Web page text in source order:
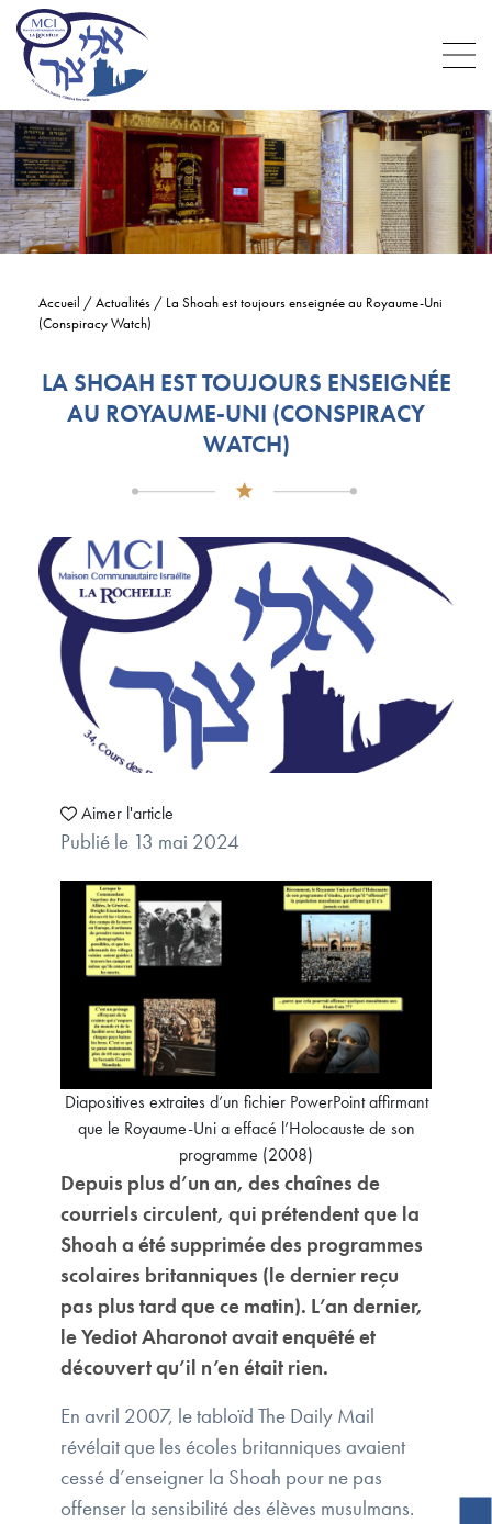
Accueil /Actualités / La Shoah est toujours enseignée au Royaume-Uni
(Conspiracy Watch)
LA SHOAH EST TOUJOURS ENSEIGNÉE
AU ROYAUME-UNI (CONSPIRACY
WATCH)
Aimer l'article
Publié le 13 mai 2024
Diapositives extraites d’un fichier PowerPoint affirmant
que le Royaume-Uni a effacé l’Holocauste de son
programme (2008)
Depuis plus d’un an, des chaînes de
courriels circulent, qui prétendent que la
Shoah a été supprimée des programmes
scolaires britanniques (le dernier reçu
pas plus tard que ce matin). L’an dernier,
le Yediot Aharonot avait enquêté et
découvert qu’il n’en était rien.
En avril 2007, le tabloïd The Daily Mail
révélait que les écoles britanniques avaient
cessé d’enseigner la Shoah pour ne pas
offenser la sensibilité des élèves musulmans.